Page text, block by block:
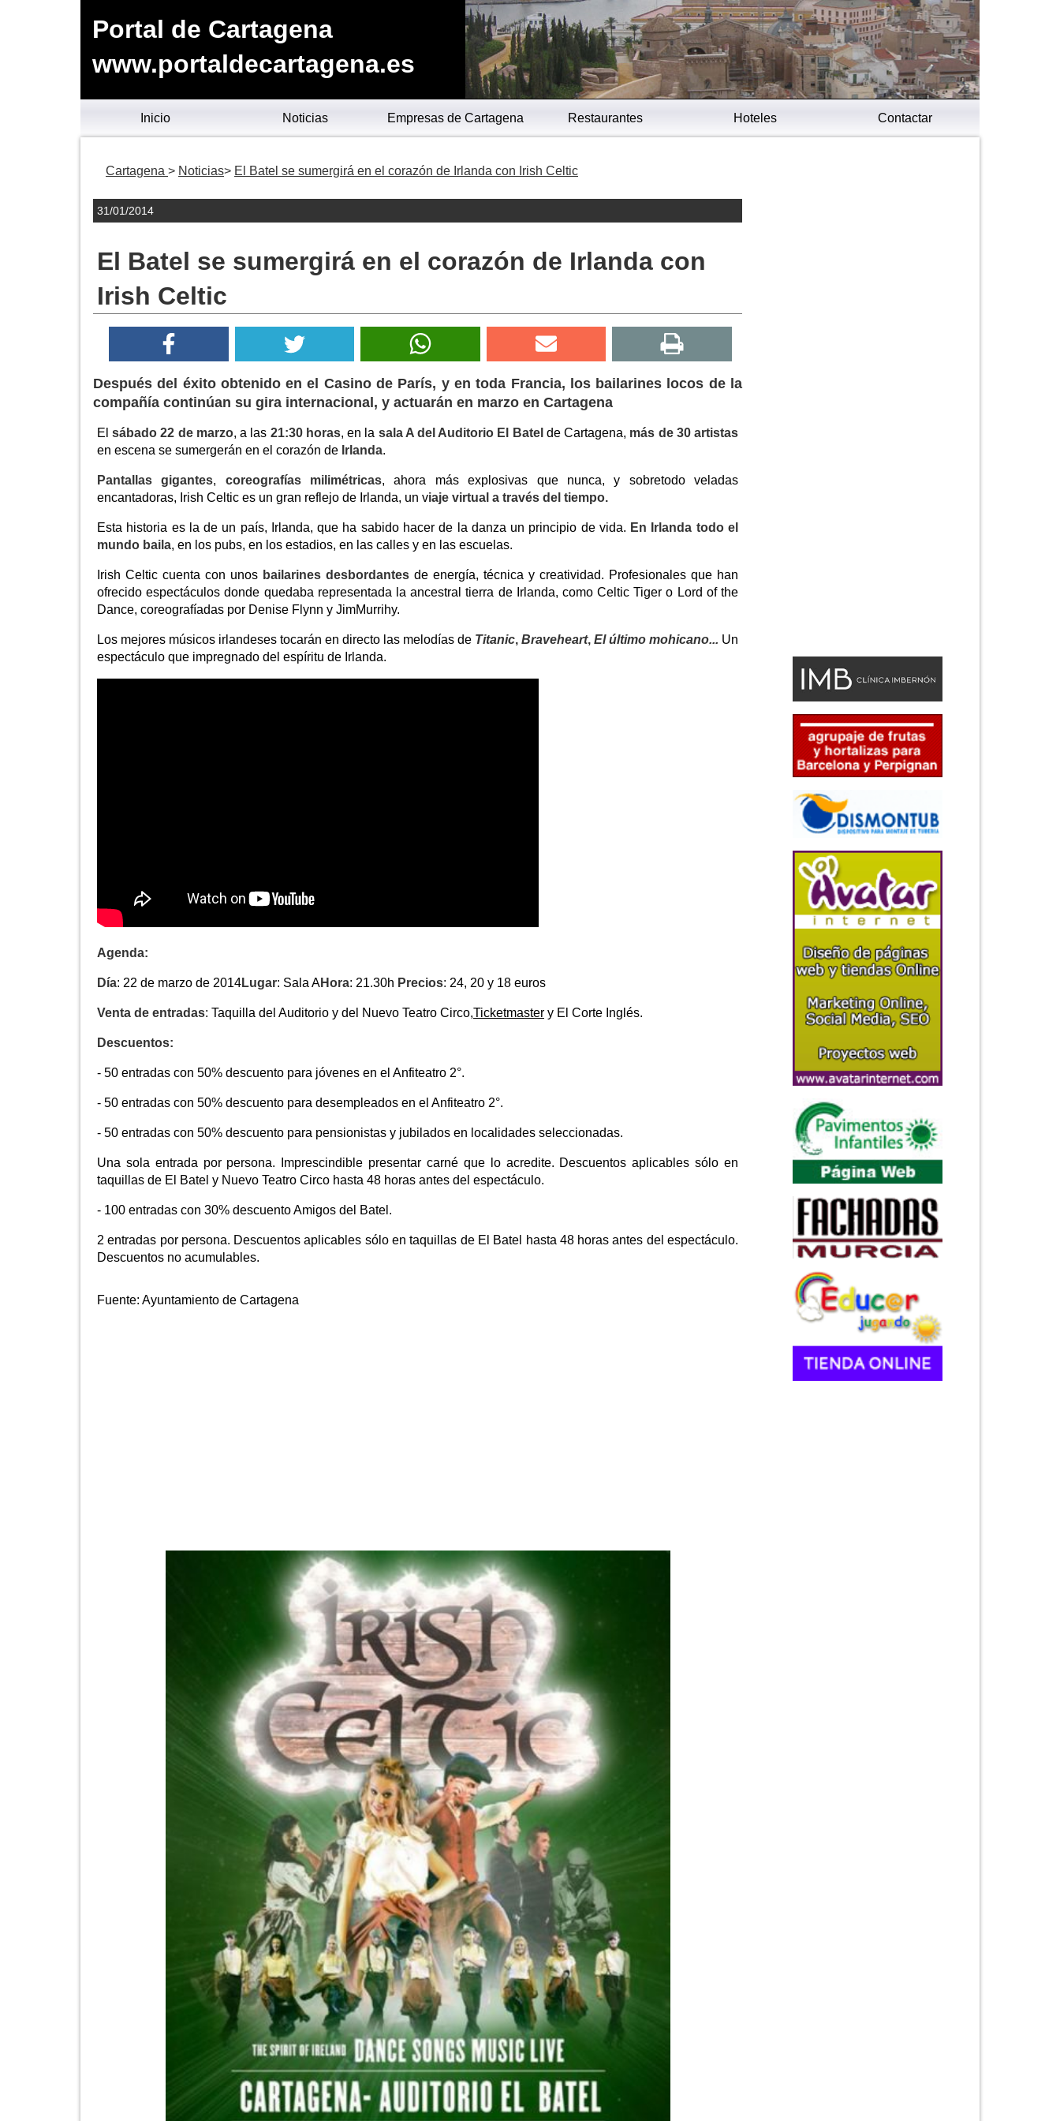
Portal de Cartagena
www.portaldecartagena.es
Inicio Noticias Empresas de Cartagena Restaurantes Hoteles Contactar
Cartagena Noticias El Batel se sumergirá en el corazón de Irlanda con Irish Celtic
31/01/2014
El Batel se sumergirá en el corazón de Irlanda con
Irish Celtic
Después del éxito obtenido en el Casino de París, y en toda Francia, los bailarines locos de la
compañía continúan su gira internacional, y actuarán en marzo en Cartagena
Elsábado 22 de marzo, a las 21:30 horas, en la sala A del Auditorio El Batel de Cartagena, más de 30 artistas
en escena se sumergerán en el corazón de Irlanda.
Pantallas gigantes, coreografías milimétricas, ahora más explosivas que nunca, y sobretodo veladas
encantadoras, Irish Celtic es un gran reflejo de Irlanda, un viaje virtual a través del tiempo.
Esta historia es la de un país, Irlanda, que ha sabido hacer de la danza un principio de vida. En Irlanda todo el
mundo baila, en los pubs, en los estadios, en las calles y en las escuelas.
Irish Celtic cuenta con unos bailarines desbordantes de energía, técnica y creatividad. Profesionales que han
ofrecido espectáculos donde quedaba representada la ancestral tierra de Irlanda, como Celtic Tiger o Lord of the
Dance, coreografíadas por Denise Flynn y JimMurrihy.
Los mejores músicos irlandeses tocarán en directo las melodías de Titanic, Braveheart, El último mohicano... Un
espectáculo que impregnado del espíritu de Irlanda.
Agenda:
Día: 22 de marzo de 2014Lugar: Sala AHora: 21.30h Precios: 24, 20 y 18 euros
Venta de entradas: Taquilla del Auditorio y del Nuevo Teatro Circo,Ticketmaster y El Corte Inglés.
Descuentos:
- 50 entradas con 50% descuento para jóvenes en el Anfiteatro 2°.
- 50 entradas con 50% descuento para desempleados en el Anfiteatro 2°.
- 50 entradas con 50% descuento para pensionistas y jubilados en localidades seleccionadas.
Una sola entrada por persona. Imprescindible presentar carné que lo acredite. Descuentos aplicables sólo en
taquillas de El Batel y Nuevo Teatro Circo hasta 48 horas antes del espectáculo.
- 100 entradas con 30% descuento Amigos del Batel.
2 entradas por persona. Descuentos aplicables sólo en taquillas de El Batel hasta 48 horas antes del espectáculo.
Descuentos no acumulables.
Fuente: Ayuntamiento de Cartagena